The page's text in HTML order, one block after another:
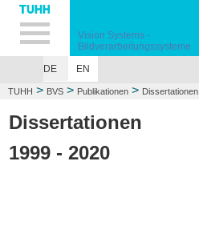
Hauptnavigation
Unternavigation
Inhalt
Suche
Vision Systems -
Bildverarbeitungssysteme
DE
EN
TUHH > BVS > Publikationen > Dissertationen
Dissertationen
1999 - 2020